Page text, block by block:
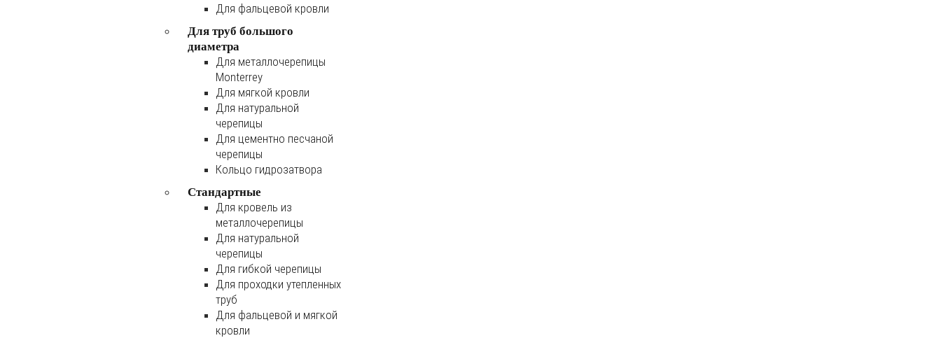
Для фальцевой кровли
Для труб большого
диаметра
Для металлочерепицы
Monterrey
Для мягкой кровли
Для натуральной
черепицы
Для цементно песчаной
черепицы
Кольцо гидрозатвора
Стандартные
Для кровель из
металлочерепицы
Для натуральной
черепицы
Для гибкой черепицы
Для проходки утепленных
труб
Для фальцевой и мягкой
кровли